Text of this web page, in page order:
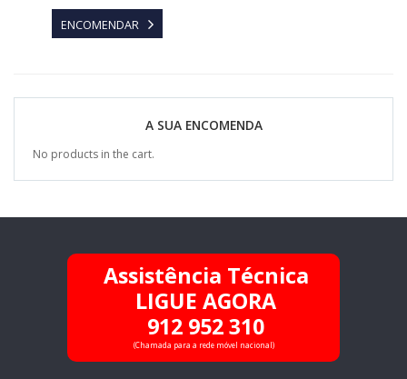
ENCOMENDAR
A SUA ENCOMENDA
No products in the cart.
Assistência Técnica
LIGUE AGORA
912 952 310
(Chamada para a rede móvel nacional)